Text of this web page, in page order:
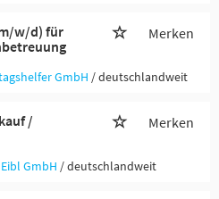
w/d) für
Merken
GmbH / deutschlandweit
/
Merken
GmbH / deutschlandweit